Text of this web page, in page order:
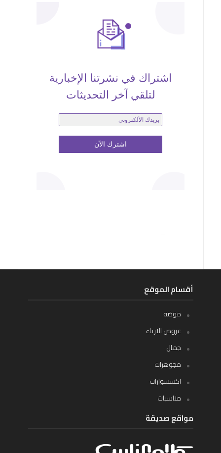
اشتراك في نشرتنا الإخبارية
لتلقي آخر التحديثات
أقسام الموقع
موضة
عروض الازياء
جمال
مجوهرات
اكسسوارات
مناسبات
مواقع صديقة